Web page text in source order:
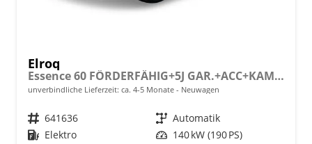
Elroq
Essence 60 FÖRDERFÄHIG+5J GAR.+ACC+KAMERA+19" ALU+SMARTLINK+KLIMA+LED
unverbindliche Lieferzeit: ca. 4-5 Monate Neuwagen
Fahrzeugnr. 641636 Getriebe Automatik
Kraftstoff Elektro Leistung 140 kW (190 PS)